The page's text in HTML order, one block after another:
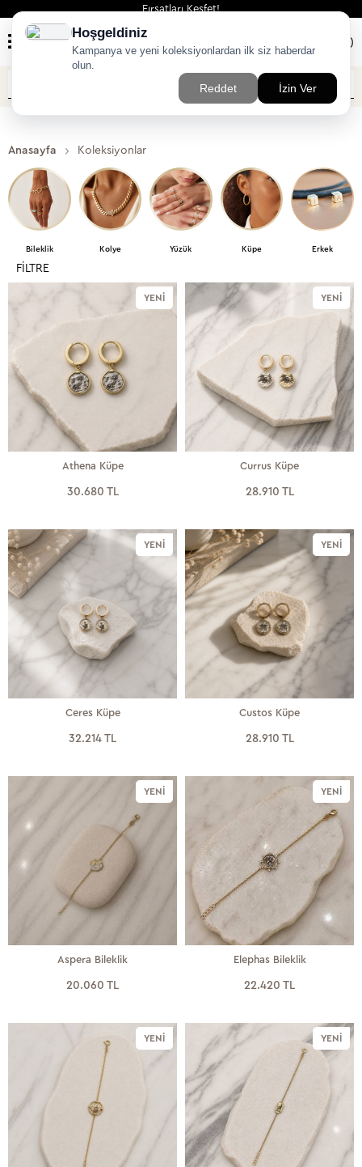
Fırsatları Keşfet!
)
Anasayfa Koleksiyonlar
Bileklik Kolye Yüzük Küpe Erkek
FILTRE
YENI
Athena Küpe
30.680 TL
YENI
Currus Küpe
28.910 TL
YENI
Ceres Küpe
32.214 TL
YENI
Custos Küpe
28.910 TL
YENI
Aspera Bileklik
20.060 TL
YENI
Elephas Bileklik
22.420 TL
YENI YENI